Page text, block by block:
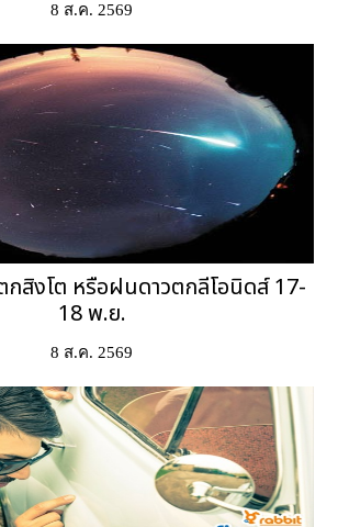
8 ส.ค. 2569
สิงโต หรือฝนดาวตกลีโอนิดส์ 17-
18 พ.ย.
8 ส.ค. 2569